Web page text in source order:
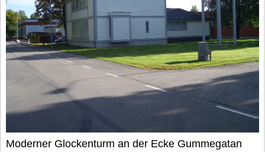
Moderner Glockenturm an der Ecke Gummegatan